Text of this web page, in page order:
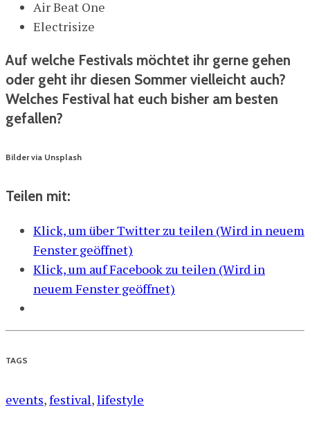
Air Beat One
Electrisize
Auf welche Festivals möchtet ihr gerne gehen
oder geht ihr diesen Sommer vielleicht auch?
Welches Festival hat euch bisher am besten
gefallen?
Bilder via Unsplash
Teilen mit:
Klick, um über Twitter zu teilen (Wird in neuem
Fenster geöffnet)
Klick, um auf Facebook zu teilen (Wird in
neuem Fenster geöffnet)
TAGS
events,festival,lifestyle